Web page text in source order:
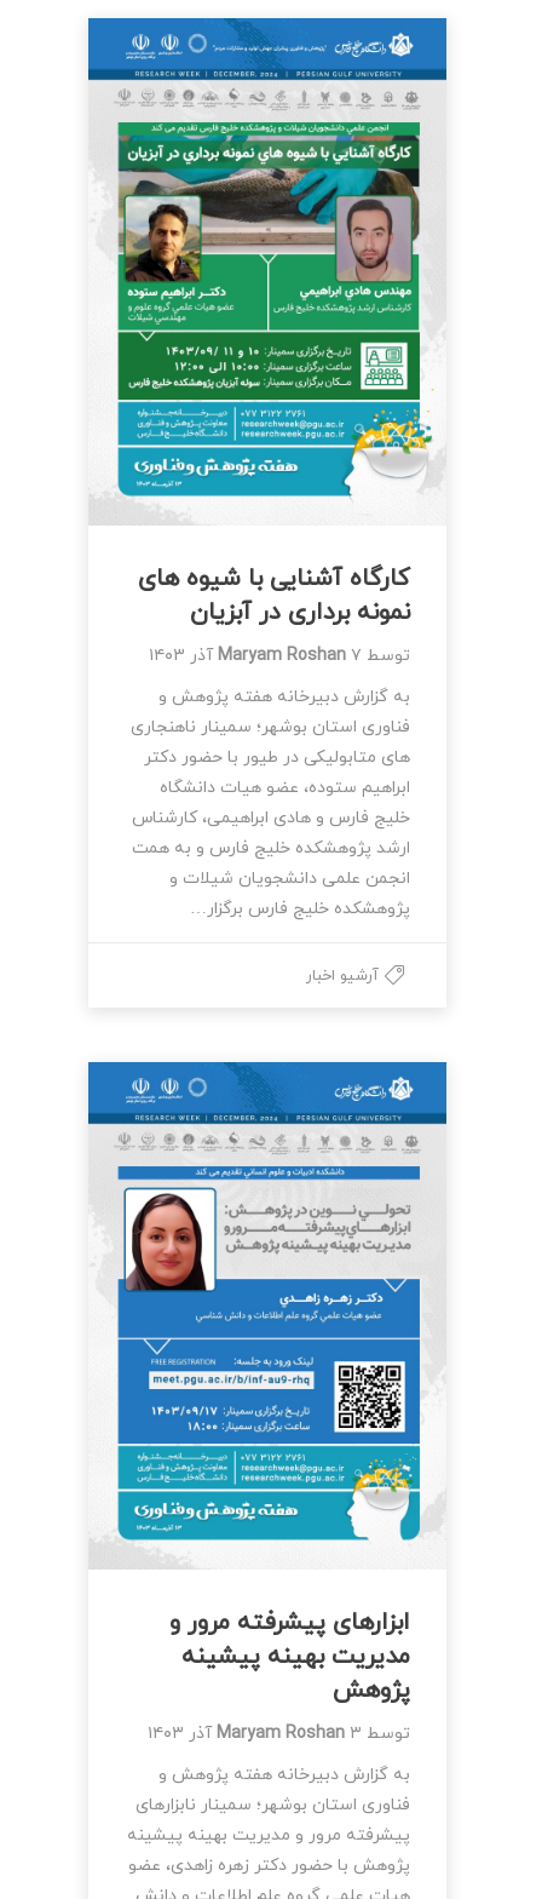
کارگاه آشنایی با شیوه های
نمونه برداری در آبزیان
توسط Maryam Roshan ۷ آذر ۱۴۰۳
به گزارش دبیرخانه هفته پژوهش و
فناوری استان بوشهر؛ سمینار ناهنجاری
های متابولیکی در طیور با حضور دکتر
ابراهیم ستوده، عضو هیات دانشگاه
خلیج فارس و هادی ابراهیمی، کارشناس
ارشد پژوهشکده خلیج فارس و به همت
انجمن علمی دانشجویان شیلات و
پژوهشکده خلیج فارس برگزار…
آرشیو اخبار
ابزارهای پیشرفته مرور و
مدیریت بهینه پیشینه
پژوهش
توسط Maryam Roshan ۳ آذر ۱۴۰۳
به گزارش دبیرخانه هفته پژوهش و
فناوری استان بوشهر؛ سمینار نابزارهای
پیشرفته مرور و مدیریت بهینه پیشینه
پژوهش با حضور دکتر زهره زاهدی، عضو